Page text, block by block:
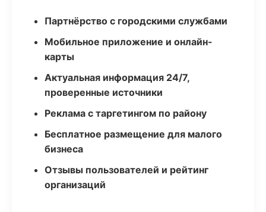
Партнёрство с городскими службами
Мобильное приложение и онлайн-
карты
Актуальная информация 24/7,
проверенные источники
Реклама с таргетингом по району
Бесплатное размещение для малого
бизнеса
Отзывы пользователей и рейтинг
организаций